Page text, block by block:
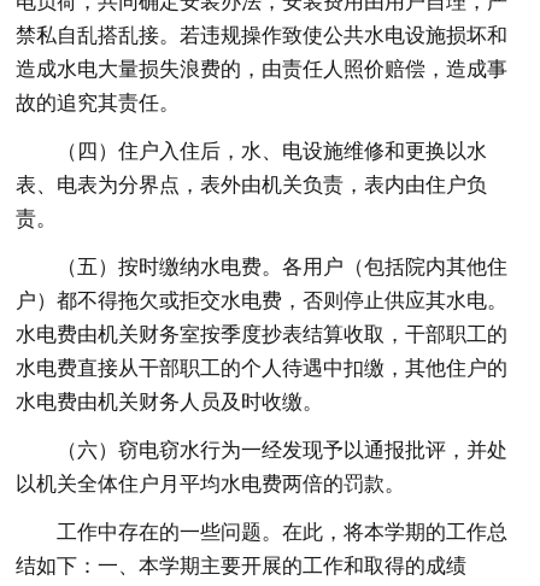
禁私自乱搭乱接。若违规操作致使公共水电设施损坏和
造成水电大量损失浪费的，由责任人照价赔偿，造成事
故的追究其责任。
（四）住户入住后，水、电设施维修和更换以水
表、电表为分界点，表外由机关负责，表内由住户负
责。
（五）按时缴纳水电费。各用户（包括院内其他住
户）都不得拖欠或拒交水电费，否则停止供应其水电。
水电费由机关财务室按季度抄表结算收取，干部职工的
水电费直接从干部职工的个人待遇中扣缴，其他住户的
水电费由机关财务人员及时收缴。
（六）窃电窃水行为一经发现予以通报批评，并处
以机关全体住户月平均水电费两倍的罚款。
工作中存在的一些问题。在此，将本学期的工作总
结如下：一、本学期主要开展的工作和取得的成绩